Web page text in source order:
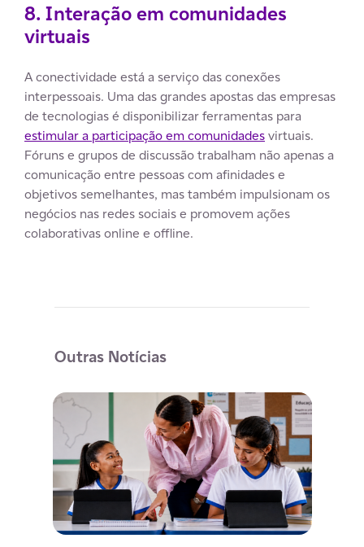
8. Interação em comunidades
virtuais
A conectividade está a serviço das conexões
interpessoais. Uma das grandes apostas das empresas
de tecnologias é disponibilizar ferramentas para
estimular a participação em comunidadesvirtuais.
Fóruns e grupos de discussão trabalham não apenas a
comunicação entre pessoas com afinidades e
objetivos semelhantes, mas também impulsionam os
negócios nas redes sociais e promovem ações
colaborativas online e offline.
Outras Notícias